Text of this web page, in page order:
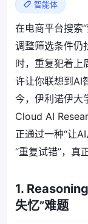
智能体
在电商平台搜索
调整筛选条件仍
时，重复犯着
许让你联想到AI
今，伊利诺伊大
Cloud AI
正通过一种“让
“重复试错”，真
1.
失忆”难题